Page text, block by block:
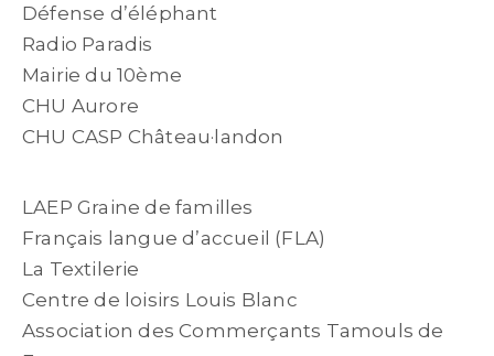
Défense d’éléphant
Radio Paradis
Mairie du 10ème
CHU Aurore
CHU CASP Château·landon
LAEP Graine de familles
Français langue d’accueil (FLA)
La Textilerie
Centre de loisirs Louis Blanc
Association des Commerçants Tamouls de